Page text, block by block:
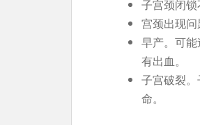
子宫颈闭锁
宫颈出现问
早产。可
有出血。
子宫破裂
命。